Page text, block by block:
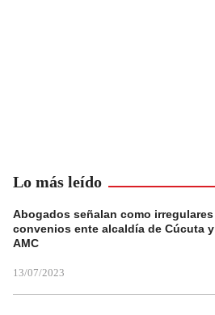
Lo más leído
Abogados señalan como irregulares
convenios ente alcaldía de Cúcuta y
AMC
13/07/2023